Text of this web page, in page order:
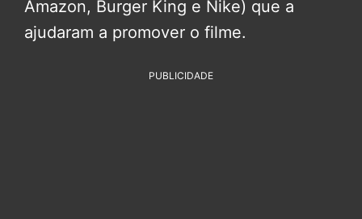
Amazon, Burger King e Nike) que a
ajudaram a promover o filme.
PUBLICIDADE